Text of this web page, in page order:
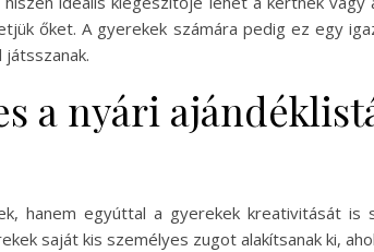
őket. A gyerekek számára pedig ez egy
játsszanak.
a nyári
hanem egyúttal a gyerekek kreativitását is
saját kis személyes zugot alakítsanak ki,